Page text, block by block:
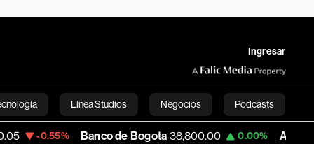
Ingresar
Línea Studios Negocios Podcasts
English
Banco de Bogota 38,800.00 0.00% Apple 309.25